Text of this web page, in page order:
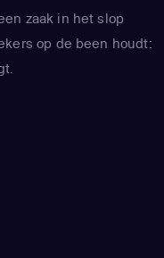
zaak in het slop
op de been houdt: